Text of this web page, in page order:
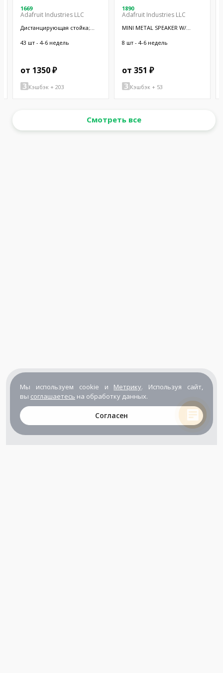
1669
Adafruit Industries LLC
Дистанцирующая стойка;
латунь; никель
43 шт - 4-6 недель
от 1350 ₽
Кэшбэк + 203
1890
Adafruit Industries LLC
MINI METAL SPEAKER W/
8 шт - 4-6 недель
от 351 ₽
Кэшбэк + 53
Смотреть все
Мы используем cookie и Метрику. Используя сайт,
вы соглашаетесь на обработку данных.
Согласен